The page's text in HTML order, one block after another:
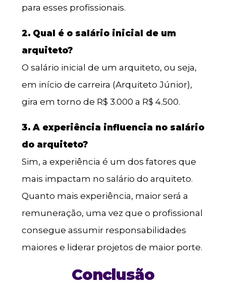
para esses profissionais.
2. Qual é o salário inicial de um
arquiteto?
O salário inicial de um arquiteto, ou seja,
em início de carreira (Arquiteto Júnior),
gira em torno de R$ 3.000 a R$ 4.500.
3. A experiência influencia no salário
do arquiteto?
Sim, a experiência é um dos fatores que
mais impactam no salário do arquiteto.
Quanto mais experiência, maior será a
remuneração, uma vez que o profissional
consegue assumir responsabilidades
maiores e liderar projetos de maior porte.
Conclusão